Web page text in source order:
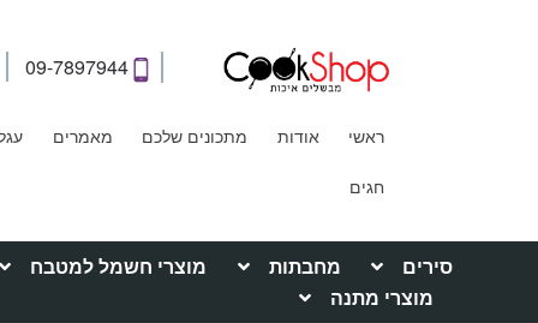
09-7897944
ראשי אודות מתכונים שלכם מאמרים
חגים
סירים מחבתות מוצרי חשמל למטבח
מוצרי מתנה